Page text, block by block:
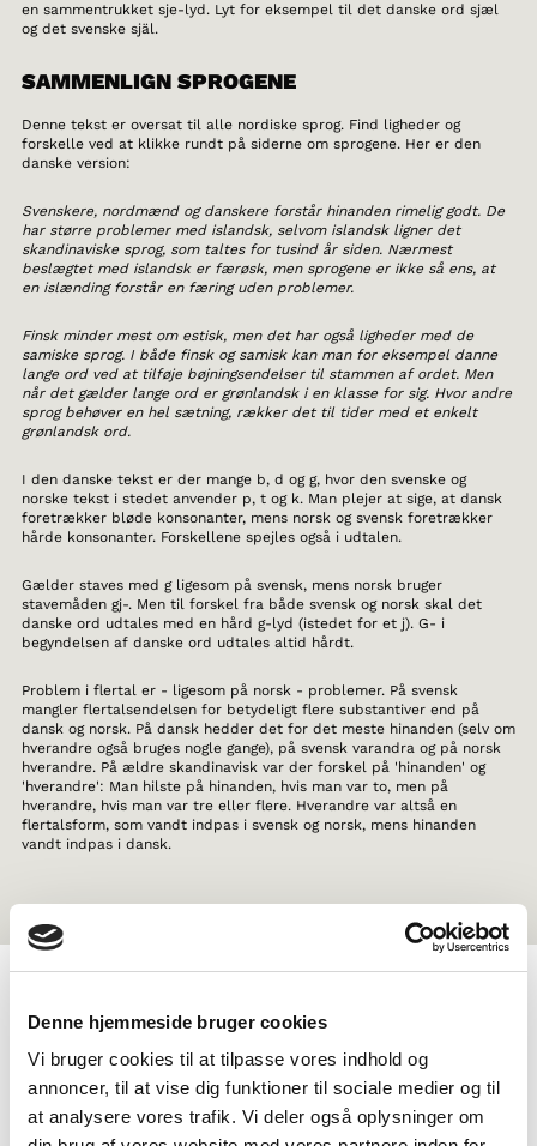
Denne hjemmeside bruger cookies
Vi bruger cookies til at tilpasse vores indhold og
annoncer, til at vise dig funktioner til sociale medier og til
at analysere vores trafik. Vi deler også oplysninger om
TAGS
5.-6. klasse 7.-10. klasse Sprog
Faktatekst
Viden om nordisk sprog
1-3 skoletimer
en sammentrukket sje-lyd. Lyt for eksempel til det danske ord sjæl
og det svenske själ.
SAMMENLIGN SPROGENE
Denne tekst er oversat til alle nordiske sprog. Find ligheder og
forskelle ved at klikke rundt på siderne om sprogene. Her er den
danske version:
Svenskere, nordmænd og danskere forstår hinanden rimelig godt. De
har større problemer med islandsk, selvom islandsk ligner det
skandinaviske sprog, som taltes for tusind år siden. Nærmest
beslægtet med islandsk er færøsk, men sprogene er ikke så ens, at
en islænding forstår en færing uden problemer.
Finsk minder mest om estisk, men det har også ligheder med de
samiske sprog. I både finsk og samisk kan man for eksempel danne
lange ord ved at tilføje bøjningsendelser til stammen af ordet. Men
når det gælder lange ord er grønlandsk i en klasse for sig. Hvor andre
sprog behøver en hel sætning, rækker det til tider med et enkelt
grønlandsk ord.
I den danske tekst er der mange b, d og g, hvor den svenske og
norske tekst i stedet anvender p, t og k. Man plejer at sige, at dansk
foretrækker bløde konsonanter, mens norsk og svensk foretrækker
hårde konsonanter. Forskellene spejles også i udtalen.
Gælder staves med g ligesom på svensk, mens norsk bruger
stavemåden gj-. Men til forskel fra både svensk og norsk skal det
danske ord udtales med en hård g-lyd (istedet for et j). G- i
begyndelsen af danske ord udtales altid hårdt.
Problem i flertal er - ligesom på norsk - problemer. På svensk
mangler flertalsendelsen for betydeligt flere substantiver end på
dansk og norsk. På dansk hedder det for det meste hinanden (selv om
hverandre også bruges nogle gange), på svensk varandra og på norsk
hverandre. På ældre skandinavisk var der forskel på 'hinanden' og
'hverandre': Man hilste på hinanden, hvis man var to, men på
hverandre, hvis man var tre eller flere. Hverandre var altså en
flertalsform, som vandt indpas i svensk og norsk, mens hinanden
vandt indpas i dansk.